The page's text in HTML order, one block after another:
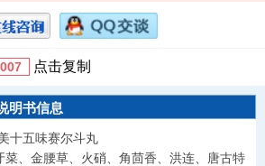
点击复制
明书信息
十五味赛尔斗丸
菜、金腰草、火硝、角茴香、洪连、唐古特